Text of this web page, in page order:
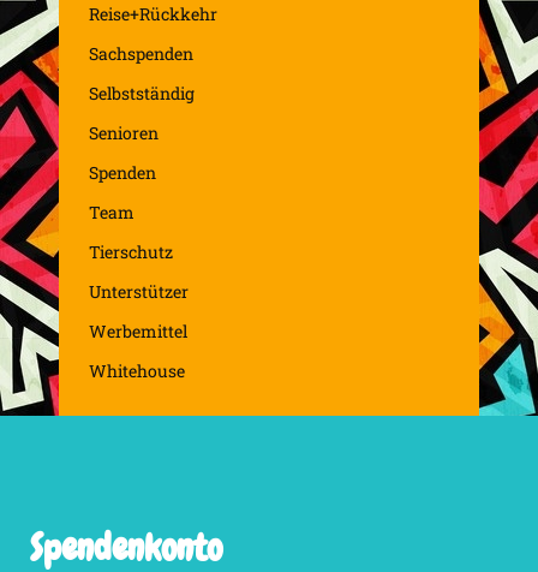
Reise+Rückkehr
Sachspenden
Selbstständig
Senioren
Spenden
Team
Tierschutz
Unterstützer
Werbemittel
Whitehouse
Spendenkonto